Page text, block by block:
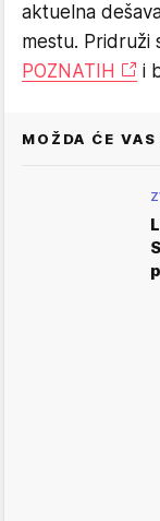
aktuelna
mestu. Pridruži
POZNATIH
i
MOŽDA ĆE